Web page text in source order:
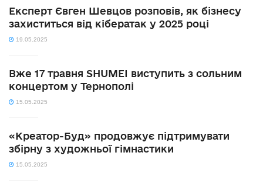
Експерт Євген Шевцов розповів, як бізнесу
захиститься від кібератак у 2025 році
19.05.2025
Вже 17 травня SHUMEI виступить з сольним
концертом у Тернополі
15.05.2025
«Креатор-Буд» продовжує підтримувати
збірну з художньої гімнастики
15.05.2025